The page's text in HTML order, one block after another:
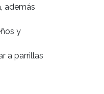
además
y
a parrillas